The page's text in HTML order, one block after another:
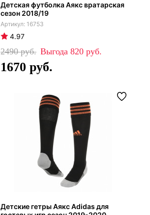
Детская футболка Аякс вратарская
сезон 2018/19
16753
4.97
2490 820
1670
Детские гетры Аякс Adidas для